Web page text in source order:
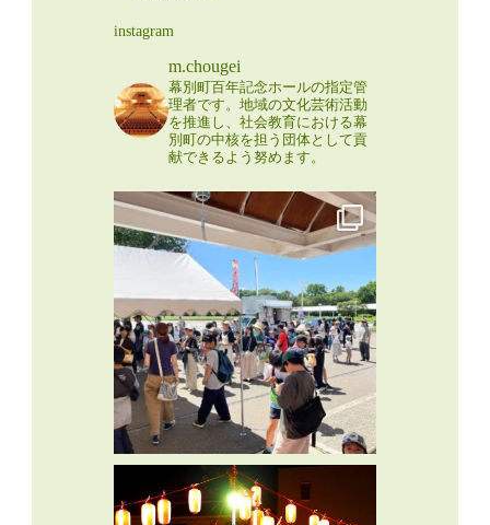
instagram
m.chougei
幕別町百年記念ホールの指定管
理者です。地域の文化芸術活動
を推進し、社会教育における幕
別町の中核を担う団体として貢
献できるよう努めます。